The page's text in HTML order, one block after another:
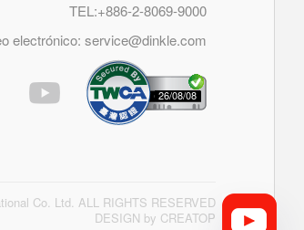
TEL:+886-2-8069-9000
electrónico:service@dinkle.com
26/08/08
Co. Ltd. ALL RIGHTS RESERVED
DESIGN by CREATOP